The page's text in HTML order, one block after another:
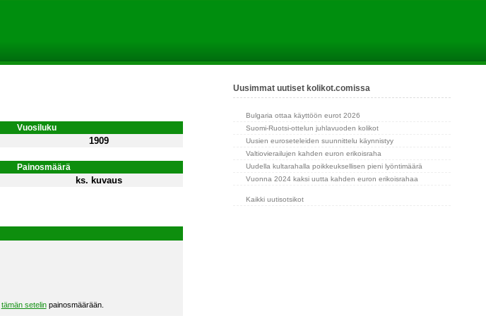
Vuosiluku
1909
Painosmäärä
ks. kuvaus
tämän setelinpainosmäärään.
Uusimmat uutiset kolikot.comissa
Bulgaria ottaa käyttöön eurot 2026
Suomi-Ruotsi-ottelun juhlavuoden kolikot
Uusien euroseteleiden suunnittelu käynnistyy
Valtiovierailujen kahden euron erikoisraha
Uudella kultarahalla poikkeuksellisen pieni lyöntimäärä
Vuonna 2024 kaksi uutta kahden euron erikoisrahaa
Kaikki uutisotsikot